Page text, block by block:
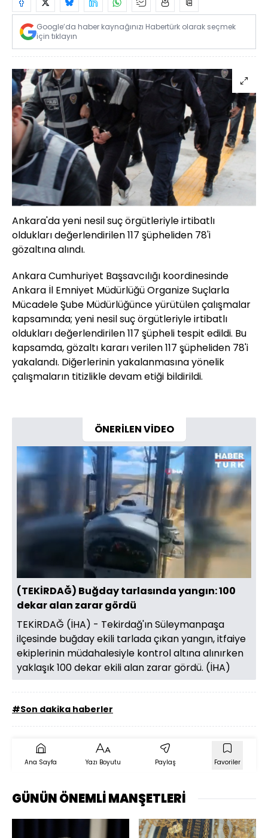
Google’da haber kaynağınızı Habertürk olarak seçmek
için tıklayın
Ankara'da yeni nesil suç örgütleriyle irtibatlı
oldukları değerlendirilen 117 şüpheliden 78'i
gözaltına alındı.
Ankara Cumhuriyet Başsavcılığı koordinesinde
Ankara İl Emniyet Müdürlüğü Organize Suçlarla
Mücadele Şube Müdürlüğünce yürütülen çalışmalar
kapsamında; yeni nesil suç örgütleriyle irtibatlı
oldukları değerlendirilen 117 şüpheli tespit edildi. Bu
kapsamda, gözaltı kararı verilen 117 şüpheliden 78'i
yakalandı. Diğerlerinin yakalanmasına yönelik
çalışmaların titizlikle devam etiği bildirildi.
ÖNERİLEN VİDEO
Aç
Yüklendi:
100.00%
Hızı
(TEKİRDAĞ) Buğday tarlasında yangın: 100
dekar alan zarar gördü
TEKİRDAĞ (İHA) - Tekirdağ'ın Süleymanpaşa
ilçesinde buğday ekili tarlada çıkan yangın, itfaiye
ekiplerinin müdahalesiyle kontrol altına alınırken
yaklaşık 100 dekar ekili alan zarar gördü. (İHA)
#Son dakika haberler
Ana Sayfa Yazı Boyutu Paylaş Favoriler
GÜNÜN ÖNEMLİ MANŞETLERİ